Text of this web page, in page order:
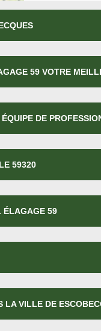
59 VOTRE
DE
59320
ÉLAGAGE 59
VILLE DE